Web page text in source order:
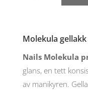
antall
Molekula
Nails Molekula
glans, en tett
av manikyren.